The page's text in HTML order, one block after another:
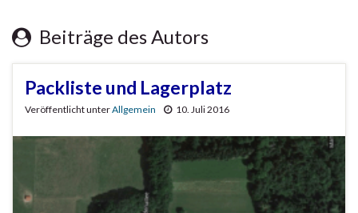
Beiträge des Autors
Packliste und Lagerplatz
Veröffentlicht unterAllgemein 10. Juli 2016